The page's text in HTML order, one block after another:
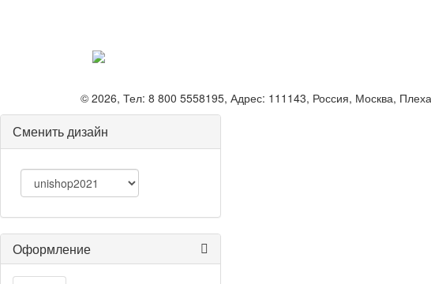
© 2026, Тел: 8 800 5558195, Адрес: 111143, Россия, Москва,
Сменить дизайн
Оформление